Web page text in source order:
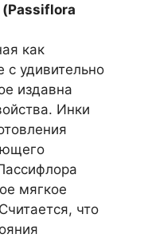
как
с удивительно
издавна
Инки
мягкое
что